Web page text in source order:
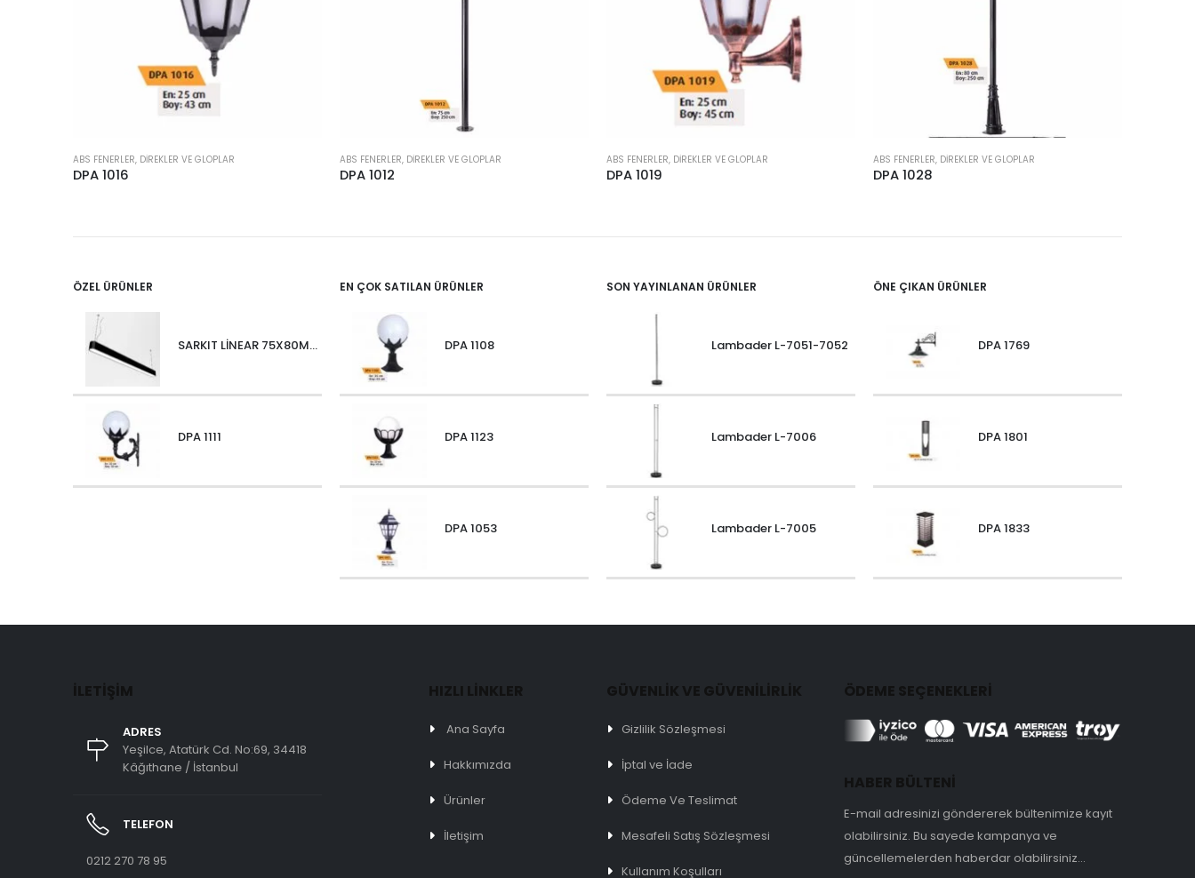
ABS FENERLER, DIREKLER VE GLOPLAR
DPA 1016
ABS FENERLER, DIREKLER VE GLOPLAR
DPA 1012
ABS FENERLER, DIREKLER VE GLOPLAR
DPA 1019
ABS FENERLER, DIREKLER VE GLOPLAR
DPA 1028
ÖZEL ÜRÜNLER
SARKIT LİNEAR 75X80MM OVALIUM 30W 4000 LM MT
DPA 1111
EN ÇOK SATILAN ÜRÜNLER
DPA 1108
DPA 1123
DPA 1053
SON YAYINLANAN ÜRÜNLER
Lambader L-7051-7052
Lambader L-7006
Lambader L-7005
ÖNE ÇIKAN ÜRÜNLER
DPA 1769
DPA 1801
DPA 1833
İLETIŞIM
ADRES
Yeşilce, Atatürk Cd. No:69, 34418
Kâğıthane / İstanbul
TELEFON
0212 270 78 95
HIZLI LİNKLER
Ana Sayfa
Hakkımızda
Ürünler
İletişim
GÜVENLİK VE GÜVENİLİRLİK
Gizlilik Sözleşmesi
İptal ve İade
Ödeme Ve Teslimat
Mesafeli Satış Sözleşmesi
Kullanım Koşulları
ÖDEME SEÇENEKLERİ
HABER BÜLTENİ
E-mail adresinizi göndererek bültenimize kayıt
olabilirsiniz. Bu sayede kampanya ve
güncellemelerden haberdar olabilirsiniz...